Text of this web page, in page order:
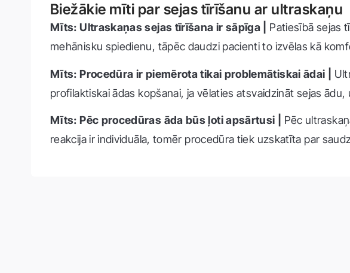
Biežākie mīti par sejas tīrīšanu ar ultraskaņu
Mīts: Ultraskaņas sejas tīrīšana ir sāpīga | Patiesībā sejas
mehānisku spiedienu, tāpēc daudzi pacienti to izvēlas kā
Mīts: Procedūra ir piemērota tikai problemātiskai ādai |
profilaktiskai ādas kopšanai, ja vēlaties atsvaidzināt sejas
Mīts: Pēc procedūras āda būs ļoti apsārtusi | Pēc
reakcija ir individuāla, tomēr procedūra tiek uzskatīta par